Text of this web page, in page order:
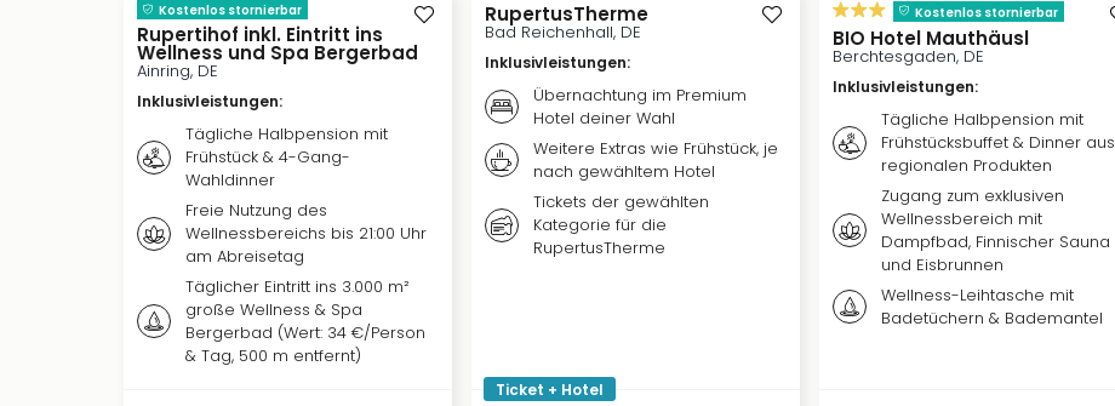
Kostenlos stornierbar
Rupertihof inkl. Eintritt ins
Wellness und Spa Bergerbad
Ainring, DE
Inklusivleistungen:
Tägliche Halbpension mit
Frühstück & 4-Gang-
Wahldinner
Freie Nutzung des
Wellnessbereichs bis 21:00 Uhr
am Abreisetag
Täglicher Eintritt ins 3.000 m²
große Wellness & Spa
Bergerbad (Wert: 34 €/Person
& Tag, 500 m entfernt)
RupertusTherme
Bad Reichenhall, DE
Inklusivleistungen:
Übernachtung im Premium
Hotel deiner Wahl
Weitere Extras wie Frühstück, je
nach gewähltem Hotel
Tickets der gewählten
Kategorie für die
RupertusTherme
Ticket + Hotel
Kostenlos stornierbar
BIO Hotel Mauthäusl
Berchtesgaden, DE
Inklusivleistungen:
Tägliche Halbpension mit
Frühstücksbuffet & Dinner aus
regionalen Produkten
Zugang zum exklusiven
Wellnessbereich mit
Dampfbad, Finnischer Sauna
und Eisbrunnen
Wellness-Leihtasche mit
Badetüchern & Bademantel